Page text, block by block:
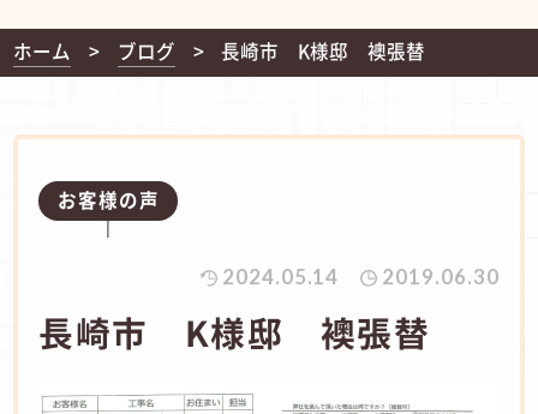
ホーム ブログ 長崎市 K様邸 襖張替
お客様の声
2024.05.14 2019.06.30
長崎市 K様邸 襖張替